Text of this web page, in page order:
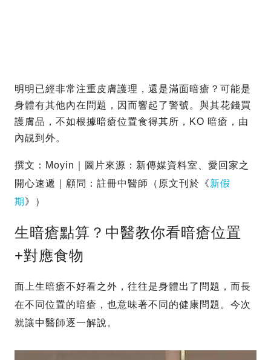
明明已經非常注重皮膚護理，還是滿面暗瘡？可能是
身體有其他內在問題，因而響起了警號。與其花錢買
護膚品，不如根據暗瘡位置食得其所，KO 暗瘡，由
內靚到外。
撰文：Moyin｜圖片來源：新傳媒資料室、愛回家之
開心速遞｜顧問：註冊中醫師（原文刊於《新假
期 》）
生暗瘡點算？中醫教你看暗瘡位置
+對應食物
面上生暗瘡不好看之外，往往是身體出了問題，而長
在不同位置的暗瘡，也意味著不同的健康問題。今次
就讓中醫師逐一解說。